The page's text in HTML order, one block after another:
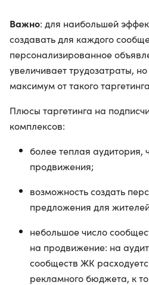
Важно: для наибольшей
создавать для каждого
персонализированное
увеличивает трудозатраты,
максимум от такого
Плюсы таргетинга на
комплексов:
более теплая аудитория,
продвижения;
возможность создать
предложения для
небольшое число
на продвижение: на
сообществ ЖК
рекламного бюджета, к